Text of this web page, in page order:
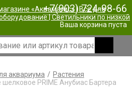
+7(903) 724-98-66
Ваша корзина пуста
аквариума
Растения
шелковое PRIME Анубиас Бартера